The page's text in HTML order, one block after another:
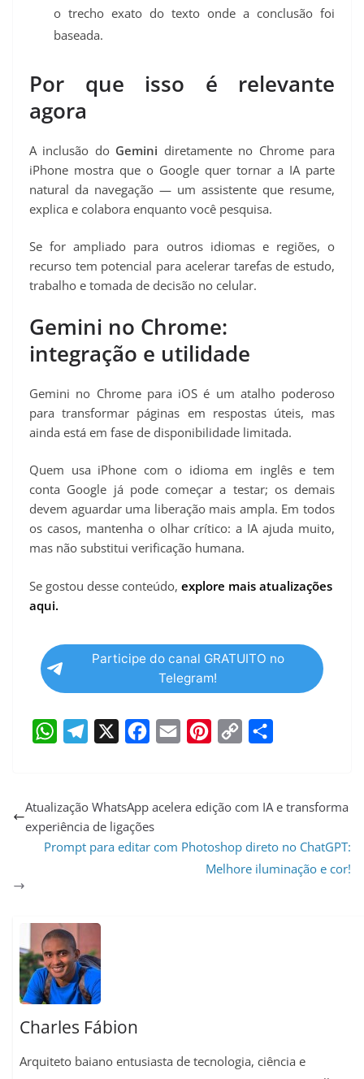
o trecho exato do texto onde a conclusão foi
baseada.
Por que isso é relevante
agora
A inclusão do Gemini diretamente no Chrome para
iPhone mostra que o Google quer tornar a IA parte
natural da navegação — um assistente que resume,
explica e colabora enquanto você pesquisa.
Se for ampliado para outros idiomas e regiões, o
recurso tem potencial para acelerar tarefas de estudo,
trabalho e tomada de decisão no celular.
Gemini no Chrome:
integração e utilidade
Gemini no Chrome para iOS é um atalho poderoso
para transformar páginas em respostas úteis, mas
ainda está em fase de disponibilidade limitada.
Quem usa iPhone com o idioma em inglês e tem
conta Google já pode começar a testar; os demais
devem aguardar uma liberação mais ampla. Em todos
os casos, mantenha o olhar crítico: a IA ajuda muito,
mas não substitui verificação humana.
Se gostou desse conteúdo, explore mais atualizações
aqui.
Participe do canal GRATUITO no
Telegram!
a
t
p
l
e
g
m
c
e
b
a
l
n
e
p
L
i
a
e
Atualização WhatsApp acelera edição com IA e transforma
experiência de ligações
Prompt para editar com Photoshop direto no ChatGPT:
Melhore iluminação e cor!
Charles Fábion
Arquiteto baiano entusiasta de tecnologia, ciência e